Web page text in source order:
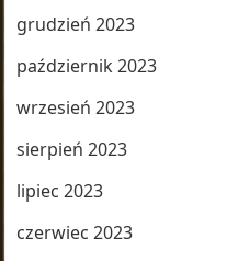
grudzień 2023
październik 2023
wrzesień 2023
sierpień 2023
lipiec 2023
czerwiec 2023